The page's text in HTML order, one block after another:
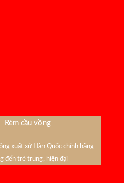
Rèm cầu vồng
xuất xứ Hàn Quốc chính hãng -
đến trẻ trung, hiện đại